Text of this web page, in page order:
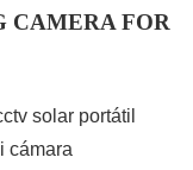
CAMERA FOR
solar portátil
cámara